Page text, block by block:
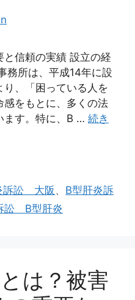
信頼の実績 設立の経
所は、平成14年に設
、「困っている人を
感をもとに、多くの法
ます。特に、B … 続き
訴訟 大阪 、 B型肝炎訴
訟 B型肝炎
は？被害